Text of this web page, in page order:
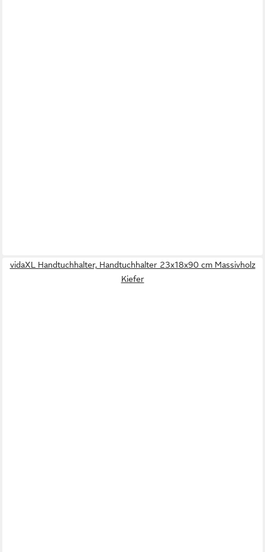
vidaXL Handtuchhalter, Handtuchhalter 23x18x90 cm Massivholz
Kiefer